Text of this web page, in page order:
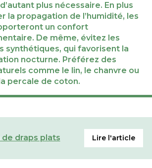
plus nécessaire. En plus
la propagation de l’humidité, les
un confort
De même, évitez les
synthétiques, qui favorisent la
nocturne. Préférez des
comme le lin, le chanvre ou
percale de coton.
draps plats